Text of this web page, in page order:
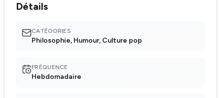
Détails
CATÉGORIES
Philosophie, Humour, Culture pop
FRÉQUENCE
Hebdomadaire